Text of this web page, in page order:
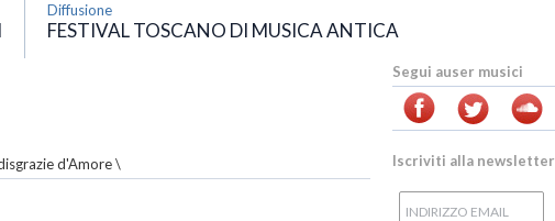
Diffusione
FESTIVAL TOSCANO DI MUSICA ANTICA
d'Amore \
Segui auser musici
Iscriviti alla newsletter